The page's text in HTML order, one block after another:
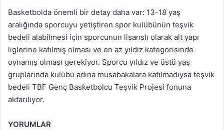
Basketbolda önemli bir detay daha var: 13-18 yaş
aralığında sporcuyu yetiştiren spor kulübünün teşvik
bedeli alabilmesi için sporcunun lisanslı olarak alt yapı
liglerine katılmış olması ve en az yıldız kategorisinde
oynamış olması gerekiyor. Sporcu yıldız ve üstü yaş
gruplarında kulübü adına müsabakalara katılmadıysa teşvik
bedeli TBF Genç Basketbolcu Teşvik Projesi fonuna
aktarılıyor.
YORUMLAR